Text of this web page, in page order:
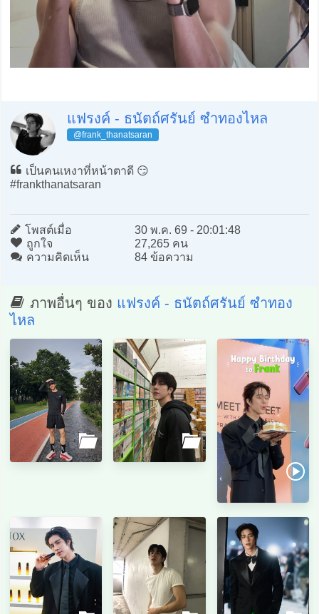
แฟรงค์ - ธนัตถ์ศรันย์ ซำทองไหล
@frank_thanatsaran
เป็นคนเหงาที่หน้าตาดี 😏
#frankthanatsaran
โพสต์เมื่อ
30 พ.ค. 69 - 20:01:48
ถูกใจ
27,265 คน
ความคิดเห็น
84 ข้อความ
ภาพอื่นๆ ของ แฟรงค์ - ธนัตถ์ศรันย์ ซำทอง
ไหล